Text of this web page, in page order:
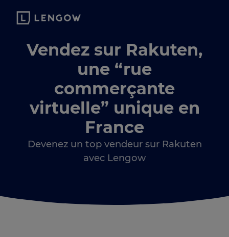
Vendez sur Rakuten,
une “rue
commerçante
virtuelle” unique en
France
Devenez un top vendeur sur Rakuten
avec Lengow